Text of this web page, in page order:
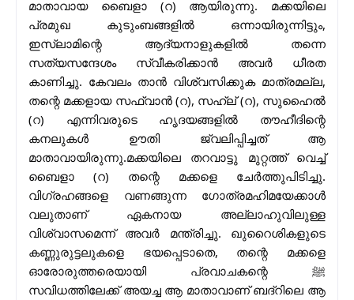
മാതാവായ ബൈളാ (റ) ആയിരുന്നു. മക്കയിലെ
പ്രമുഖ കുടുംബങ്ങളിൽ ഒന്നായിരുന്നിട്ടും,
ഇസ്‌ലാമിന്റെ ആദ്യനാളുകളിൽ തന്നെ
സത്യസന്ദേശം സ്വീകരിക്കാൻ അവർ ധീരത
കാണിച്ചു. കേവലം താൻ വിശ്വസിക്കുക മാത്രമല്ല,
തന്റെ മക്കളായ സഫ്‌വാൻ (റ), സഹ്ല് (റ), സുഹൈൽ
(റ) എന്നിവരുടെ ഹൃദയങ്ങളിൽ തൗഹീദിന്റെ
കനലുകൾ ഊതി ജ്വലിപ്പിച്ചത് ആ
മാതാവായിരുന്നു.മക്കയിലെ തറവാട്ടു മുറ്റത്ത് വെച്ച്
ബൈളാ (റ) തന്റെ മക്കളെ ചേർത്തുപിടിച്ചു.
വിഗ്രഹങ്ങളെ വണങ്ങുന്ന ഗോത്രമഹിമയേക്കാൾ
വലുതാണ് ഏകനായ അല്ലാഹുവിലുള്ള
വിശ്വാസമെന്ന് അവർ മന്ത്രിച്ചു. ഖുറൈശികളുടെ
കണ്ണുരുട്ടലുകളെ ഭയപ്പെടാതെ, തന്റെ മക്കളെ
ഓരോരുത്തരെയായി പ്രവാചകന്റെ ﷺ
സവിധത്തിലേക്ക് അയച്ച ആ മാതാവാണ് ബദ്റിലെ ആ